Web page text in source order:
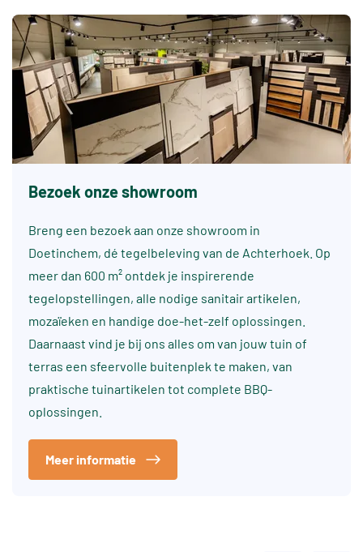
Bezoek onze showroom
Breng een bezoek aan onze showroom in
Doetinchem, dé tegelbeleving van de Achterhoek. Op
meer dan 600 m² ontdek je inspirerende
tegelopstellingen, alle nodige sanitair artikelen,
mozaïeken en handige doe-het-zelf oplossingen.
Daarnaast vind je bij ons alles om van jouw tuin of
terras een sfeervolle buitenplek te maken, van
praktische tuinartikelen tot complete BBQ-
oplossingen.
Meer informatie